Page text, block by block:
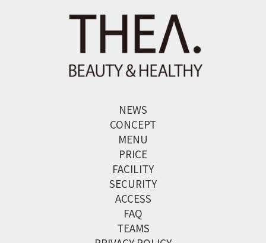
NEWS
CONCEPT
MENU
PRICE
FACILITY
SECURITY
ACCESS
FAQ
TEAMS